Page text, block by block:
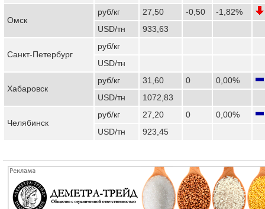
Омск
руб/кг 27,50 -0,50
-1,82%
USD/тн
933,63
Санкт-Петербург
руб/кг
USD/тн
Хабаровск
руб/кг 31,60 0
0,00%
USD/тн
1072,83
Челябинск
руб/кг 27,20 0
0,00%
USD/тн
923,45